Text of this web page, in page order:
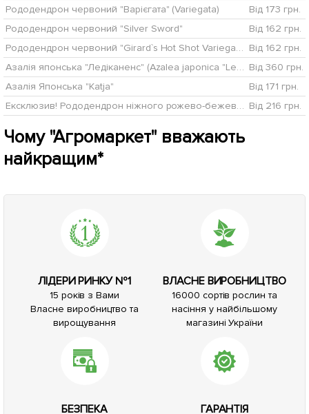
Рододендрон червоний "Варієгата" (Variegata)
Від 173 грн.
Рододендрон червоний "Silver Sword"
Від 162 грн.
Рододендрон червоний "Girard`s Hot Shot Variegated" Від 162 грн.
Азалія японська "Ледіканенс" (Azalea japonica "Ledikanense") С2 висота 20-50см Від 360 грн.
Азалія Японська "Katja"
Від 171 грн.
Ексклюзив! Рододендрон ніжного рожево-бежевого кольору "Ніжність" (Tenderness) (преміальний, вічнозелений, морозостійкий сорт) Від 216 грн.
Чому "Агромаркет" вважають
найкращим*
ЛІДЕРИ РИНКУ №1
15 років з Вами
Власне виробництво та
вирощування
ВЛАСНЕ ВИРОБНИЦТВО
16000 сортів рослин та
насіння у найбільшому
магазині України
БЕЗПЕКА ГАРАНТІЯ